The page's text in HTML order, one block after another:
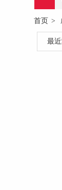
首页 >
最